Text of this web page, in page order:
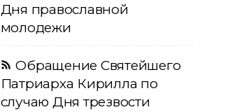
Дня православной
молодежи
Обращение Святейшего
Патриарха Кирилла по
случаю Дня трезвости